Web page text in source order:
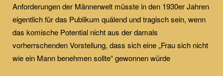
Anforderungen der Männerwelt müsste in den 1930er Jahren
eigentlich für das Publikum quälend und tragisch sein, wenn
das komische Potential nicht aus der damals
vorherrschenden Vorstellung, dass sich eine „Frau sich nicht
wie ein Mann benehmen sollte“ gewonnen würde